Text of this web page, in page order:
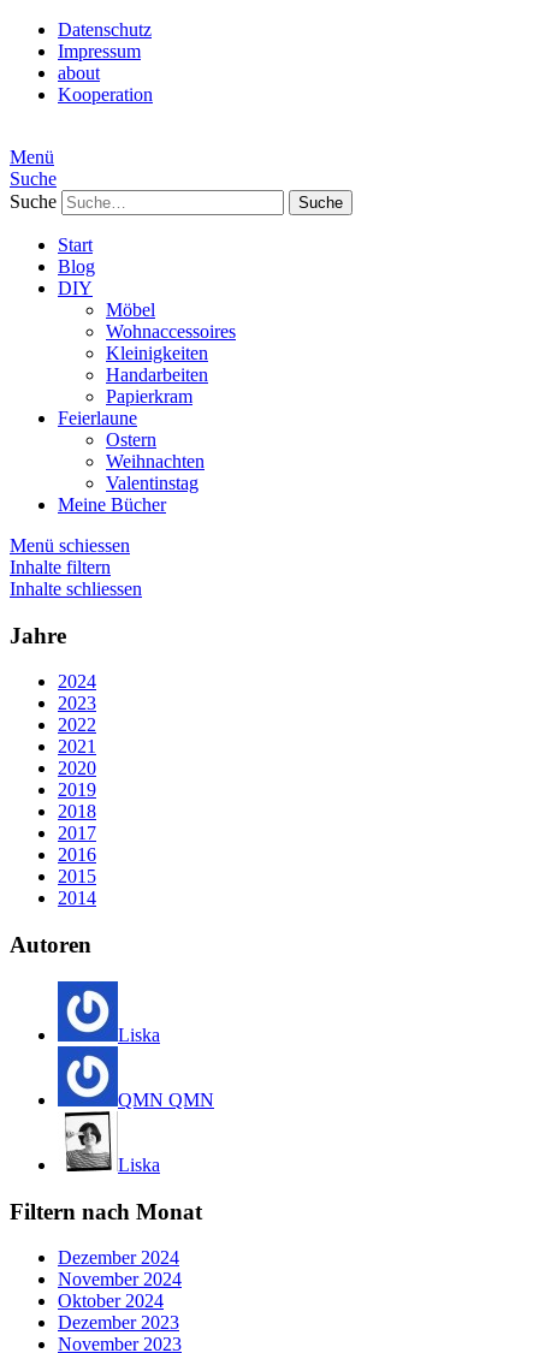
Datenschutz
Impressum
about
Kooperation
Menü
Suche
Suche
Start
Blog
DIY
Möbel
Wohnaccessoires
Kleinigkeiten
Handarbeiten
Papierkram
Feierlaune
Ostern
Weihnachten
Valentinstag
Meine Bücher
Menü schiessen
Inhalte filtern
Inhalte schliessen
Jahre
2024
2023
2022
2021
2020
2019
2018
2017
2016
2015
2014
Autoren
Liska
QMN QMN
Liska
Filtern nach Monat
Dezember 2024
November 2024
Oktober 2024
Dezember 2023
November 2023